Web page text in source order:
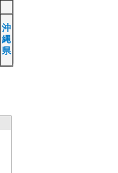
沖
縄
県